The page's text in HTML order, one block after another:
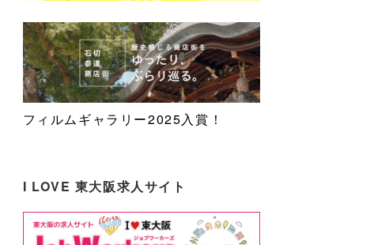
フィルムギャラリー2025入賞！
I LOVE 東大阪求人サイト